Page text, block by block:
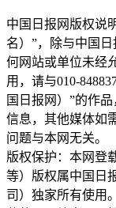
中国日报网版权说
名）”，除与中国
何网站或单位未经
用，请与010-
国日报网）”的作
信息，其他媒体如
问题与本网无关。
版权保护：本网登
等）版权属中国日
司）独家所有使用